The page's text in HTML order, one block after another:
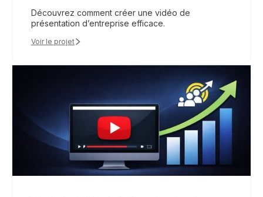
Découvrez comment créer une vidéo de
présentation d’entreprise efficace.
Voir le projet